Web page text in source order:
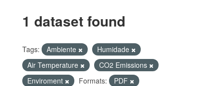
1 dataset found
Tags: Ambiente
Humidade
Air Temperature
CO2 Emissions
Enviroment
Formats:
PDF